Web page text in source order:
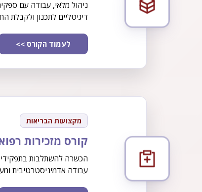
ניהול מלאי, עבודה עם
דיגיטליים לתכנון ולקבלת
לעמוד הקורס >>
מקצועות הבריאות
קורס מזכירות
הכשרה להשתלבות בתפקידי
עבודה אדמיניסטרטיבית